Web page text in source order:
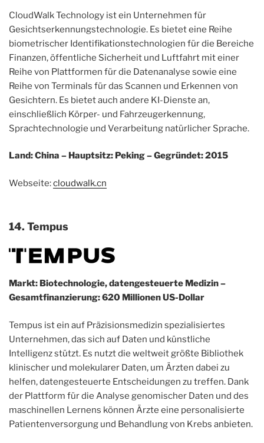
CloudWalk Technology ist ein Unternehmen für
Gesichtserkennungstechnologie. Es bietet eine Reihe
biometrischer Identifikationstechnologien für die Bereiche
Finanzen, öffentliche Sicherheit und Luftfahrt mit einer
Reihe von Plattformen für die Datenanalyse sowie eine
Reihe von Terminals für das Scannen und Erkennen von
Gesichtern. Es bietet auch andere KI-Dienste an,
einschließlich Körper- und Fahrzeugerkennung,
Sprachtechnologie und Verarbeitung natürlicher Sprache.
Land: China – Hauptsitz: Peking – Gegründet: 2015
Webseite:cloudwalk.cn
14. Tempus
Markt: Biotechnologie, datengesteuerte Medizin –
Gesamtfinanzierung: 620 Millionen US-Dollar
Tempus ist ein auf Präzisionsmedizin spezialisiertes
Unternehmen, das sich auf Daten und künstliche
Intelligenz stützt. Es nutzt die weltweit größte Bibliothek
klinischer und molekularer Daten, um Ärzten dabei zu
helfen, datengesteuerte Entscheidungen zu treffen. Dank
der Plattform für die Analyse genomischer Daten und des
maschinellen Lernens können Ärzte eine personalisierte
Patientenversorgung und Behandlung von Krebs anbieten.